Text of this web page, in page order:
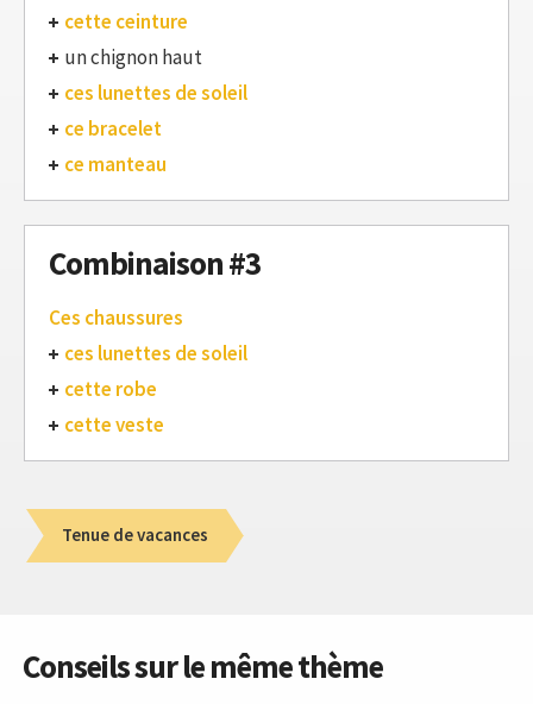
cette ceinture
un chignon haut
ces lunettes de soleil
ce bracelet
ce manteau
Combinaison #3
Ces chaussures
ces lunettes de soleil
cette robe
cette veste
Tenue de vacances
Conseils sur le même thème